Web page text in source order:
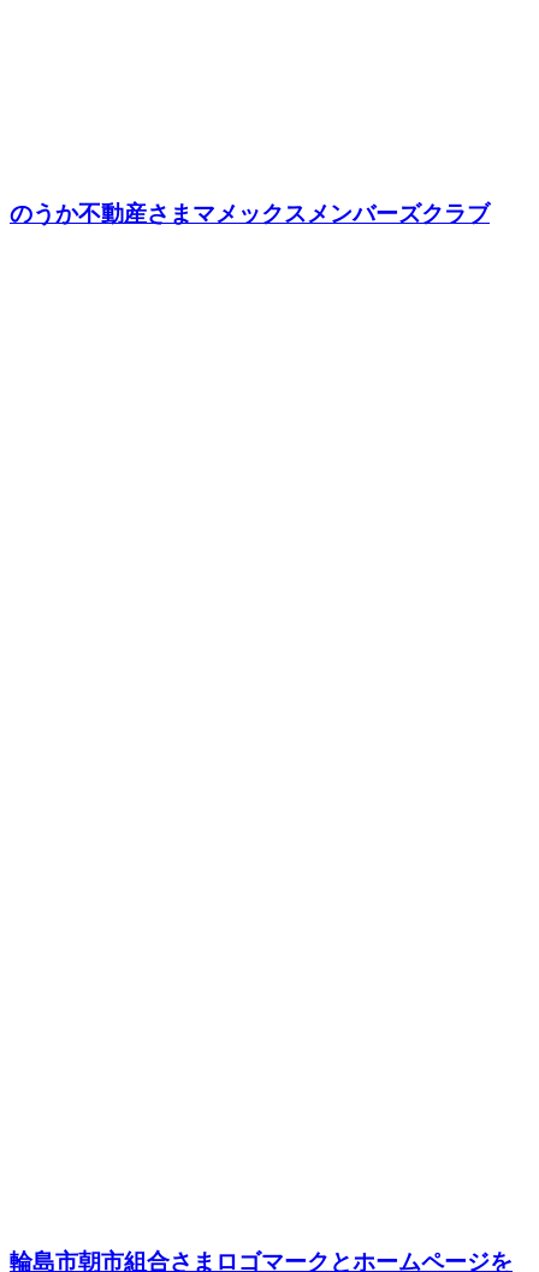
のうか不動産さまマメックスメンバーズクラブ
輪島市朝市組合さまロゴマークとホームページを